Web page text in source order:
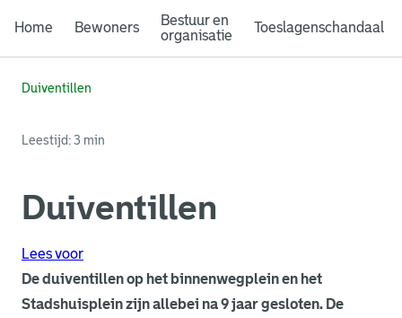
Home Bewoners
Bestuur en
organisatie
Toeslagenschandaal
Duiventillen
Leestijd: 3 min
Duiventillen
Lees voor
De duiventillen op het binnenwegplein en het
Stadshuisplein zijn allebei na 9 jaar gesloten. De